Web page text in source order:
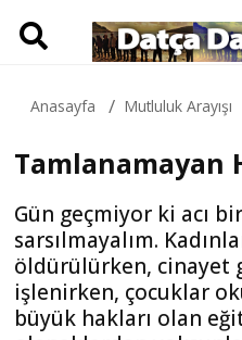
Anasayfa Mutluluk Arayışı
Tamlanamayan
Gün geçmiyor ki acı
sarsılmayalım.
öldürülürken, cinayet
işlenirken, çocuklar
büyük hakları olan